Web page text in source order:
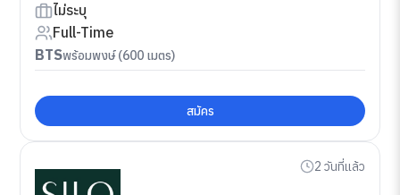
ไม่ระบุ
Full-Time
BTSพร้อมพงษ์ (600 เมตร)
สมัคร
2 วันที่แล้ว